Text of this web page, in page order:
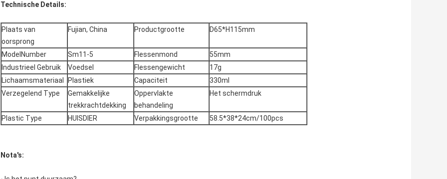
Technische Details:
Plaats van
oorsprong
Fujian, China Productgrootte D65*H115mm
ModelNumber Sm11-5 Flessenmond
55mm
Industrieel Gebruik
Voedsel Flessengewicht
17g
Lichaamsmateriaal
Plastiek Capaciteit
330ml
Verzegelend Type
Gemakkelijke
trekkrachtdekking
Oppervlakte
behandeling
Het schermdruk
Plastic Type HUISDIER Verpakkingsgrootte 58.5*38*24cm/100pcs
Nota's: